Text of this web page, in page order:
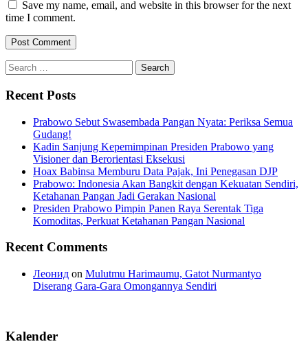
Save my name, email, and website in this browser for the next
time I comment.
Search
for:
Recent Posts
Prabowo Sebut Swasembada Pangan Nyata: Periksa Semua
Gudang!
Kadin Sanjung Kepemimpinan Presiden Prabowo yang
Visioner dan Berorientasi Eksekusi
Hoax Babinsa Memburu Data Pajak, Ini Penegasan DJP
Prabowo: Indonesia Akan Bangkit dengan Kekuatan Sendiri,
Ketahanan Pangan Jadi Gerakan Nasional
Presiden Prabowo Pimpin Panen Raya Serentak Tiga
Komoditas, Perkuat Ketahanan Pangan Nasional
Recent Comments
Леонид on Mulutmu Harimaumu, Gatot Nurmantyo
Diserang Gara-Gara Omongannya Sendiri
Kalender